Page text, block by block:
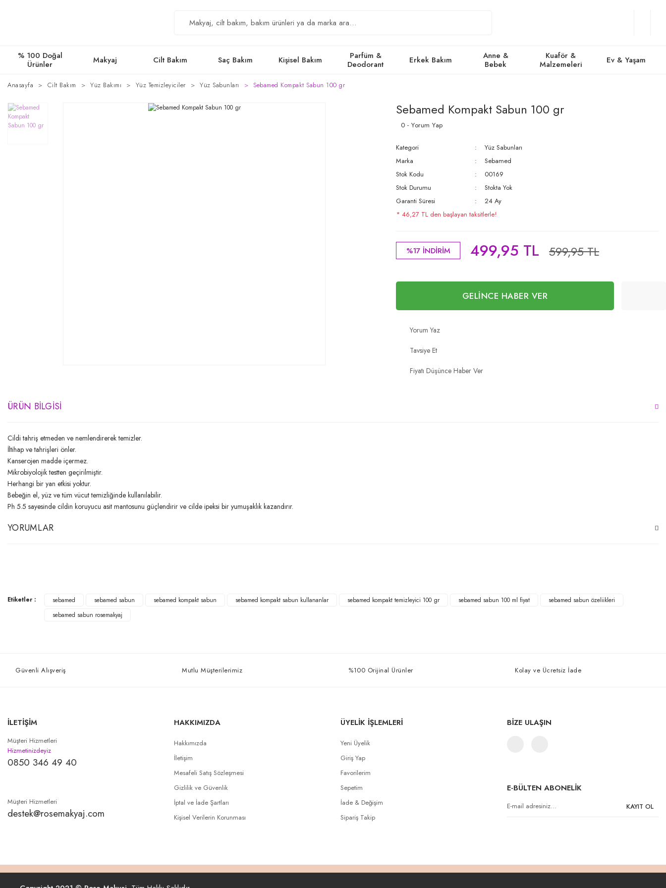
% 100 Doğal
Ürünler
Makyaj Cilt Bakım Saç Bakım Kişisel Bakım
Parfüm &
Deodorant
Erkek Bakım
Anne &
Bebek
Kuaför &
Malzemeleri
Ev & Yaşam
Anasayfa Cilt Bakım Yüz Bakımı Yüz Temizleyiciler Yüz Sabunları Sebamed Kompakt Sabun 100 gr
Sebamed Kompakt Sabun 100 gr
0 - Yorum Yap
Kategori
Yüz Sabunları
Marka
Sebamed
Stok Kodu
00169
Stok Durumu
Stokta Yok
Garanti Süresi
24 Ay
* 46,27 TL den başlayan taksitlerle!
%17 İNDİRİM 499,95 TL 599,95 TL
GELİNCE HABER VER
Yorum Yaz
Tavsiye Et
Fiyatı Düşünce Haber Ver
ÜRÜN BILGISI
Cildi tahriş etmeden ve nemlendirerek temizler.
İltihap ve tahrişleri önler.
Kanserojen madde içermez.
Mikrobiyolojik testten geçirilmiştir.
Herhangi bir yan etkisi yoktur.
Bebeğin el, yüz ve tüm vücut temizliğinde kullanılabilir.
Ph 5.5 sayesinde cildin koruyucu asit mantosunu güçlendirir ve cilde ipeksi bir yumuşaklık kazandırır.
YORUMLAR
Yorum Yaz
Etiketler : sebamed sebamed sabun sebamed kompakt sabun sebamed kompakt sabun kullananlar sebamed kompakt temizleyici 100 gr sebamed sabun 100 ml fiyat
sebamed sabun özeliikleri
sebamed sabun rosemakyaj
Güvenli Alışveriş Mutlu Müşterilerimiz %100 Orijinal Ürünler Kolay ve Ücretsiz İade
İLETİŞİM
Müşteri Hizmetleri
Hizmetinizdeyiz
0850 346 49 40
Müşteri Hizmetleri
destek@rosemakyaj.com
HAKKIMIZDA
Hakkımızda
İletişim
Mesafeli Satış Sözleşmesi
Gizlilik ve Güvenlik
İptal ve İade Şartları
Kişisel Verilerin Korunması
ÜYELİK İŞLEMLERİ
Yeni Üyelik
Giriş Yap
Favorilerim
Sepetim
İade & Değişim
Sipariş Takip
BİZE ULAŞIN
E-BÜLTEN ABONELİK
KAYIT OL